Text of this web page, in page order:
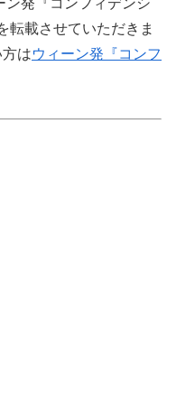
転載させていただきま
はウィーン発『コンフ